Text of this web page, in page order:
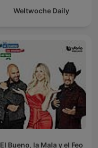
Weltwoche Daily
El Bueno, la Mala y el Feo